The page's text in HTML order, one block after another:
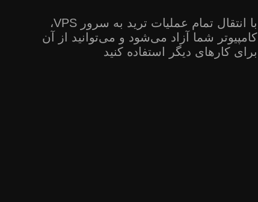
با انتقال تمام عملیات ترید به سرور VPS،
کامپیوتر شما آزاد می‌شود و می‌توانید از آن
برای کارهای دیگر استفاده کنید